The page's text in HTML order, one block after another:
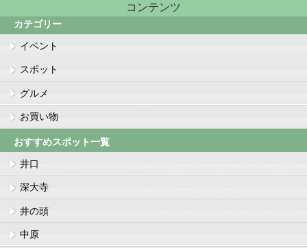
コンテンツ
カテゴリー
イベント
スポット
グルメ
お買い物
おすすめスポット一覧
井口
深大寺
井の頭
中原